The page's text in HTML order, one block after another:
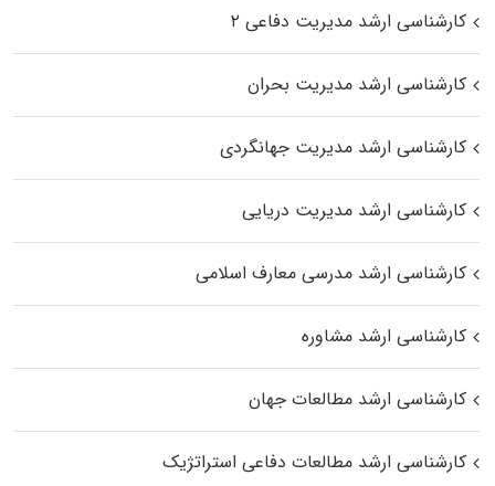
کارشناسی ارشد مدیریت دفاعی ۲
کارشناسی ارشد مدیریت بحران
کارشناسی ارشد مدیریت جهانگردی
کارشناسی ارشد مدیریت دریایی
کارشناسی ارشد مدرسی معارف اسلامی
کارشناسی ارشد مشاوره
کارشناسی ارشد مطالعات جهان
کارشناسی ارشد مطالعات دفاعی استراتژیک